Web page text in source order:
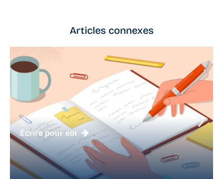
Articles connexes
Écrire pour soi